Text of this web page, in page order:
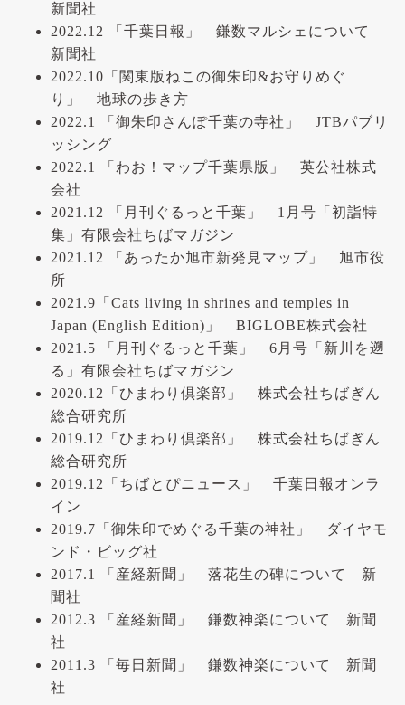
新聞社
2022.12 「千葉日報」 鎌数マルシェについて
新聞社
2022.10「関東版ねこの御朱印&お守りめぐ
り」 地球の歩き方
2022.1 「御朱印さんぽ千葉の寺社」 JTBパブリ
ッシング
2022.1 「わお！マップ千葉県版」 英公社株式
会社
2021.12 「月刊ぐるっと千葉」 1月号「初詣特
集」有限会社ちばマガジン
2021.12 「あったか旭市新発見マップ」 旭市役
所
2021.9「Cats living in shrines and temples in
Japan (English Edition)」 BIGLOBE株式会社
2021.5 「月刊ぐるっと千葉」 6月号「新川を遡
る」有限会社ちばマガジン
2020.12「ひまわり倶楽部」 株式会社ちばぎん
総合研究所
2019.12「ひまわり倶楽部」 株式会社ちばぎん
総合研究所
2019.12「ちばとぴニュース」 千葉日報オンラ
イン
2019.7「御朱印でめぐる千葉の神社」 ダイヤモ
ンド・ビッグ社
2017.1 「産経新聞」 落花生の碑について 新
聞社
2012.3 「産経新聞」 鎌数神楽について 新聞
社
2011.3 「毎日新聞」 鎌数神楽について 新聞
社